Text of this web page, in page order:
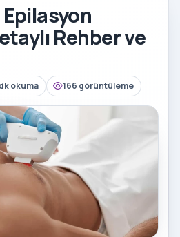
Rehber ve
okuma 166 görüntüleme